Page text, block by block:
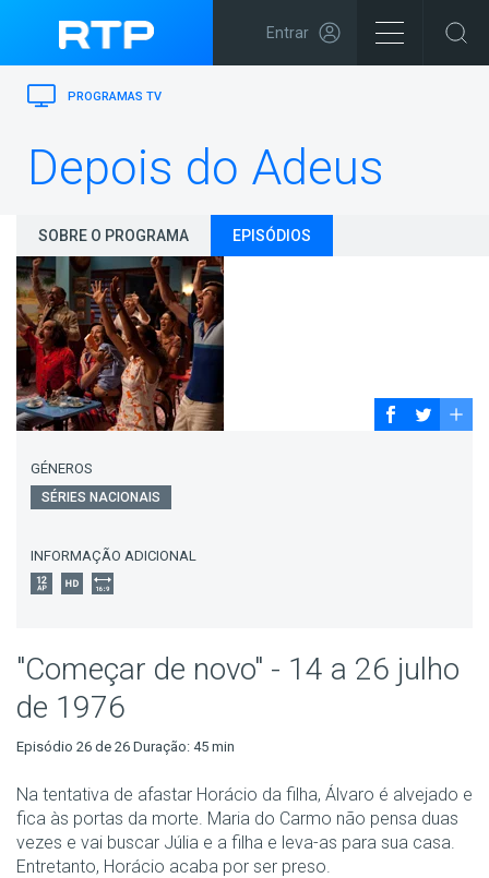
Entrar
PROGRAMAS TV
Depois do Adeus
SOBRE O PROGRAMA EPISÓDIOS
GÉNEROS
SÉRIES NACIONAIS
INFORMAÇÃO ADICIONAL
"Começar de novo" - 14 a 26 julho
de 1976
Episódio 26 de 26 Duração: 45 min
Na tentativa de afastar Horácio da filha, Álvaro é alvejado e
fica às portas da morte. Maria do Carmo não pensa duas
vezes e vai buscar Júlia e a filha e leva-as para sua casa.
Entretanto, Horácio acaba por ser preso.